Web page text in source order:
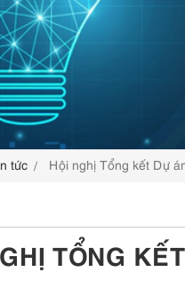
TUỆ
LUẬT
tức Hội nghị Tổng kết Dự
TỔNG